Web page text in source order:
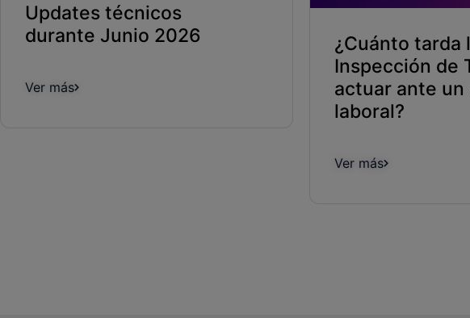
Updates técnicos
durante Junio 2026
Ver más
¿Cuánto tarda
Inspección de
actuar ante
laboral?
Ver más